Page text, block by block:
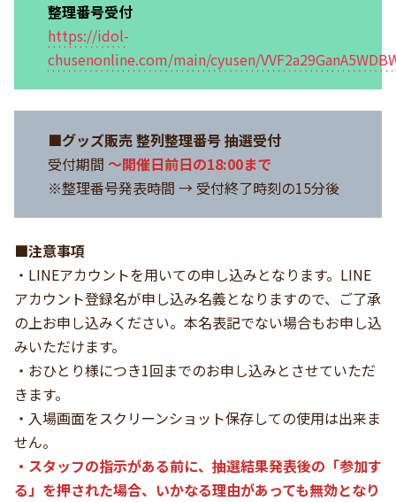
整理番号受付
https://idol-
chusenonline.com/main/cyusen/
■グッズ販売 整列整理番号 抽選受付
受付期間 〜開催日前日の18:00まで
※整理番号発表時間 → 受付終了時刻の15分後
■注意事項
・LINEアカウントを用いての申し込みとなります。LINE
アカウント登録名が申し込み名義となりますので、ご了承
の上お申し込みください。本名表記でない場合もお申し込
みいただけます。
・おひとり様につき1回までのお申し込みとさせていただ
きます。
・入場画面をスクリーンショット保存しての使用は出来ま
せん。
・スタッフの指示がある前に、抽選結果発表後の「参加す
る」を押された場合、いかなる理由があっても無効となり